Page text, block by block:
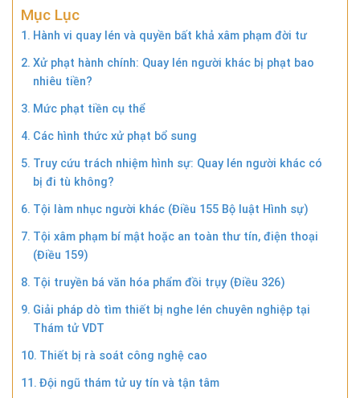
Mục Lục
Hành vi quay lén và quyền bất khả xâm phạm đời tư
Xử phạt hành chính: Quay lén người khác bị phạt bao
nhiêu tiền?
Mức phạt tiền cụ thể
Các hình thức xử phạt bổ sung
Truy cứu trách nhiệm hình sự: Quay lén người khác có
bị đi tù không?
Tội làm nhục người khác (Điều 155 Bộ luật Hình sự)
Tội xâm phạm bí mật hoặc an toàn thư tín, điện thoại
(Điều 159)
Tội truyền bá văn hóa phẩm đồi trụy (Điều 326)
Giải pháp dò tìm thiết bị nghe lén chuyên nghiệp tại
Thám tử VDT
Thiết bị rà soát công nghệ cao
Đội ngũ thám tử uy tín và tận tâm